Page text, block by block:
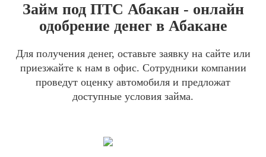
Займ под ПТС Абакан - онлайн
одобрение денег в Абакане
Для получения денег, оставьте заявку на сайте или
приезжайте к нам в офис. Сотрудники компании
проведут оценку автомобиля и предложат
доступные условия займа.